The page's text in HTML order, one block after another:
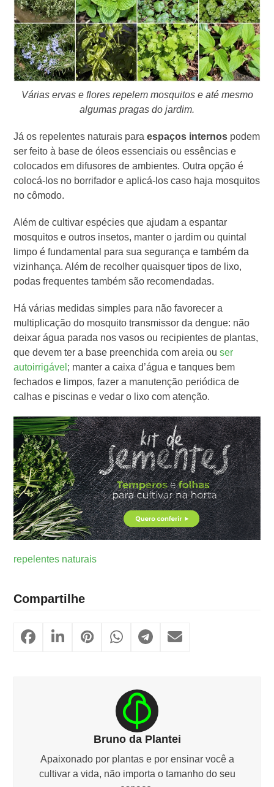
Várias ervas e flores repelem mosquitos e até mesmo
algumas pragas do jardim.
Já os repelentes naturais paraespaços internos podem
ser feito à base de óleos essenciais ou essências e
colocados em difusores de ambientes. Outra opção é
colocá-los no borrifador e aplicá-los caso haja mosquitos
no cômodo.
Além de cultivar espécies que ajudam a espantar
mosquitos e outros insetos, manter o jardim ou quintal
limpo é fundamental para sua segurança e também da
vizinhança. Além de recolher quaisquer tipos de lixo,
podas frequentes também são recomendadas.
Há várias medidas simples para não favorecer a
multiplicação do mosquito transmissor da dengue: não
deixar água parada nos vasos ou recipientes de plantas,
que devem ter a base preenchida com areia ouser
autoirrigável ; manter a caixa d’água e tanques bem
fechados e limpos, fazer a manutenção periódica de
calhas e piscinas e vedar o lixo com atenção.
repelentes naturais
Compartilhe
Bruno da Plantei
Apaixonado por plantas e por ensinar você a
cultivar a vida, não importa o tamanho do seu